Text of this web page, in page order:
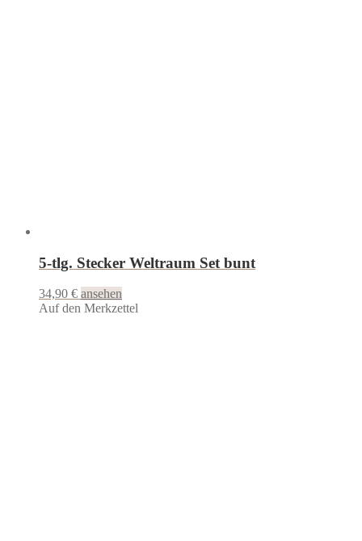
5-tlg. Stecker Weltraum Set bunt
34,90 € ansehen
Auf den Merkzettel